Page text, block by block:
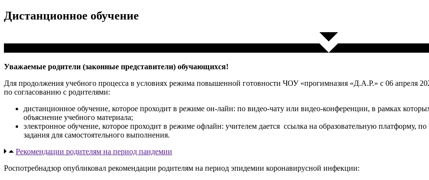
Дистанционное обучение
Уважаемые родители (законные представители) обучающихся!
Для продолжения учебного процесса в условиях режима повышенной готовности ЧОУ «прогимназия «Д.А.Р.» с 06 апреля
по согласованию с родителями:
дистанционное обучение, которое проходит в режиме он-лайн: по видео-чату или видео-конференции, в рамках
объяснение учебного материала;
электронное обучение, которое проходит в режиме офлайн: учителем дается ссылка на образовательную платформу,
задания для самостоятельного выполнения.
Рекомендации родителям на период пандемии
Роспотребнадзор опубликовал рекомендации родителям на период эпидемии коронавирусной инфекции: